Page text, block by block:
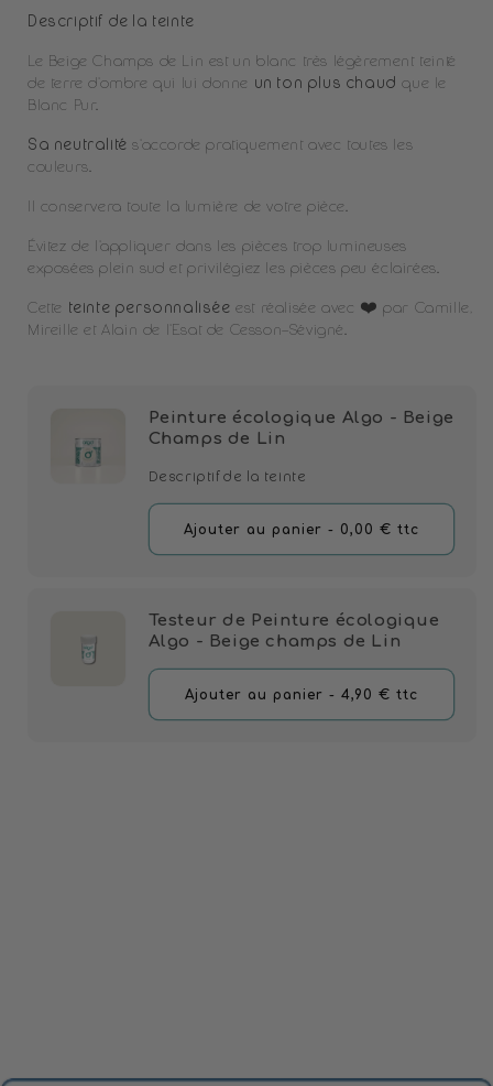
Descriptif de la teinte
Le Beige Champs de Lin est un blanc très légèrement teinté
de terre d'ombre qui lui donne un ton plus chaud que le
Blanc Pur.
Sa neutralité s'accorde pratiquement avec toutes les
couleurs.
Il conservera toute la lumière de votre pièce.
Évitez de l'appliquer dans les pièces trop lumineuses
exposées plein sud et privilégiez les pièces peu éclairées.
Cette teinte personnalisée est réalisée avec ❤️ par Camille,
Mireille et Alain de l'Esat de Cesson-Sévigné.
Peinture écologique Algo - Beige
Champs de Lin
Descriptif de la teinte
Ajouter
panier
Ajouter au panier - 0,00 € ttc
Testeur de Peinture écologique
Algo - Beige champs de Lin
Ajouter
panier
Ajouter au panier - 4,90 € ttc